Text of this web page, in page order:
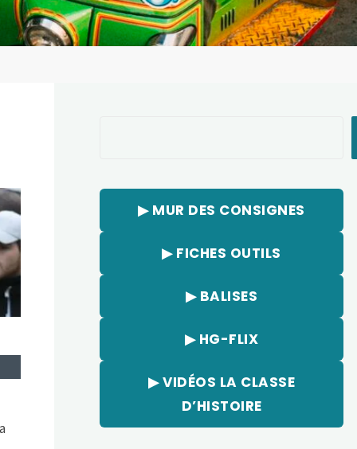
▶︎ MUR DES CONSIGNES
▶︎ FICHES OUTILS
▶︎ BALISES
▶︎ HG-FLIX
▶︎ VIDÉOS LA CLASSE
D’HISTOIRE